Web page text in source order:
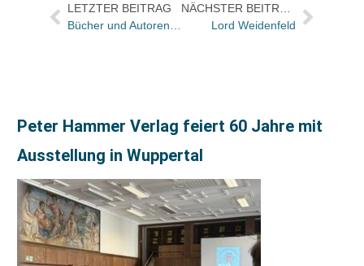
LETZTER BEITRAG
Lord Weidenfeld
Peter Hammer Verlag feiert 60 Jahre mit
Ausstellung in Wuppertal